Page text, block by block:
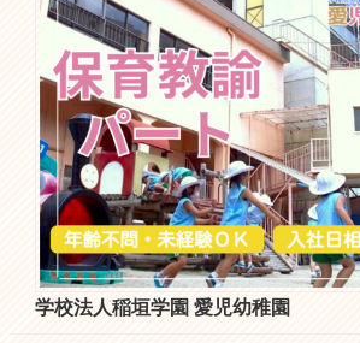
学校法人稲垣学園 愛児幼稚園